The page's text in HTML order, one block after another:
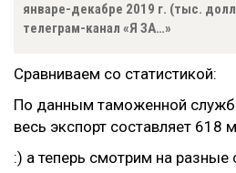
январе-декабре 2019 г. (тыс.
телеграм-канал «Я ЗА…»
Сравниваем со статистикой:
По данным таможенной
весь экспорт составляет 618
:) а теперь смотрим на разные